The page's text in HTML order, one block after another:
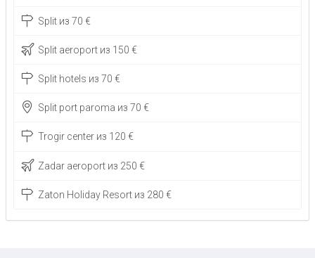
Split из 70 €
Split aeroport из 150 €
Split hotels из 70 €
Split port paroma из 70 €
Trogir center из 120 €
Zadar aeroport из 250 €
Zaton Holiday Resort из 280 €